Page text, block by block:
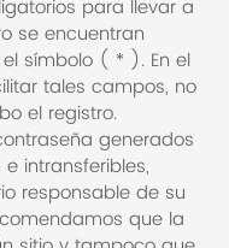
para llevar a
se encuentran
símbolo ( * ). En el
tales campos, no
el registro.
generados
intransferibles,
responsable de su
que la